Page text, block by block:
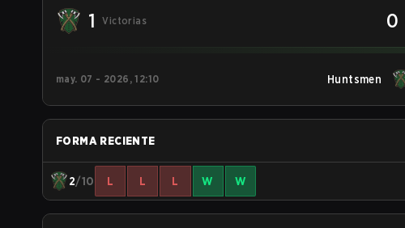
1 Victorias 0
may. 07 - 2026, 12:10 Huntsmen
FORMA RECIENTE
2/10 L L L W W